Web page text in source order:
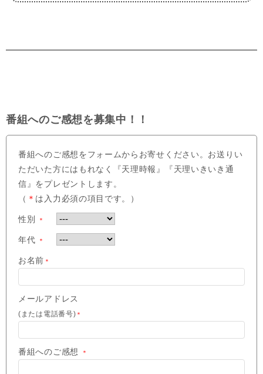
番組へのご感想を募集中！！
番組へのご感想をフォームからお寄せください。お送りい
ただいた方にはもれなく『天理時報』『天理いきいき通
信』をプレゼントします。
（ ＊ は入力必須の項目です。）
性別 ＊
年代 ＊
お名前 ＊
メールアドレス
(または電話番号) ＊
番組へのご感想 ＊